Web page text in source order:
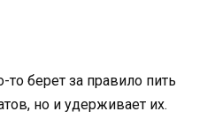
то берет за правило пить
но и удерживает их.